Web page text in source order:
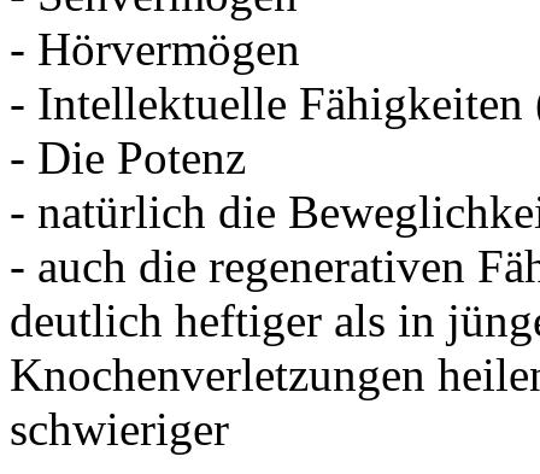
- Hörvermögen
- Intellektuelle
- Die Potenz
- natürlich die
- auch die regenerativen
deutlich heftiger als in
Knochenverletzungen
schwieriger